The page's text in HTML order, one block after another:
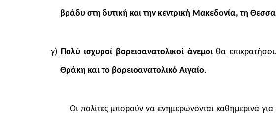
βράδυ στη δυτική και την κεντρική Μακεδονία, τη
γ) Πολύ ισχυροί βορειοανατολικοί άνεμοιθα
Θράκη και το βορειοανατολικό Αιγαίο.
Οι πολίτες μπορούν να ενημερώνονται καθημερινά